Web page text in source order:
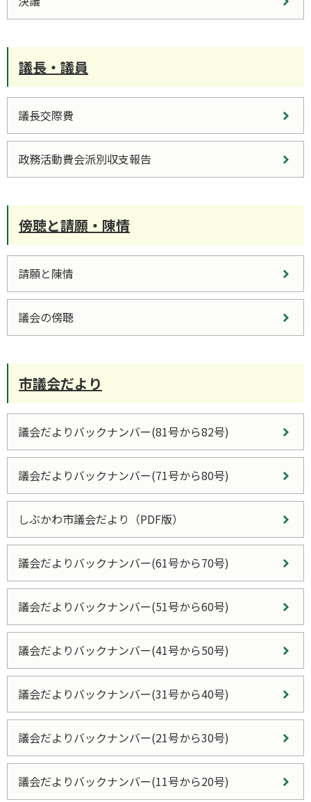
議長・議員
議長交際費
政務活動費会派別収支報告
傍聴と請願・陳情
請願と陳情
議会の傍聴
市議会だより
議会だよりバックナンバー(81号から82号)
議会だよりバックナンバー(71号から80号)
しぶかわ市議会だより（PDF版）
議会だよりバックナンバー(61号から70号)
議会だよりバックナンバー(51号から60号)
議会だよりバックナンバー(41号から50号)
議会だよりバックナンバー(31号から40号)
議会だよりバックナンバー(21号から30号)
議会だよりバックナンバー(11号から20号)